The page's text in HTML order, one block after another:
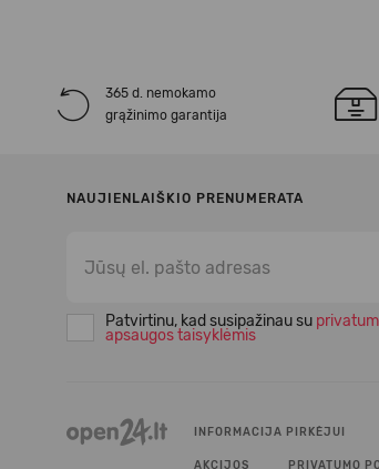
365 d. nemokamo
grąžinimo garantija
NAUJIENLAIŠKIO PRENUMERATA
Patvirtinu, kad susipažinau su
apsaugos taisyklėmis
INFORMACIJA PIRKĖJUI
AKCIJOS PRIVATUMO